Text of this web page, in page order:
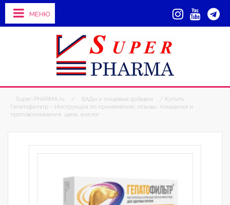
МЕНЮ
Super-PHARMA.ru / БАДы и пищевые добавки
/ Купить
Гепатофильтр – Инструкция по применению, отзывы, показания и
противопоказания, цена, аналог